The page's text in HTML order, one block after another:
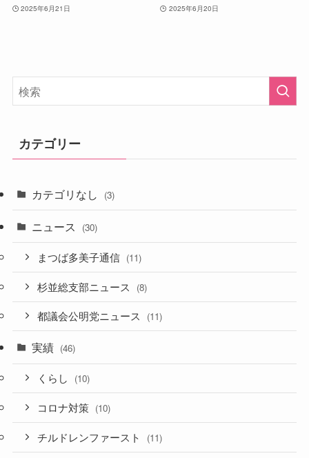
2025年6月21日 2025年6月20日
カテゴリー
カテゴリなし (3)
ニュース (30)
まつば多美子通信 (11)
杉並総支部ニュース (8)
都議会公明党ニュース (11)
実績 (46)
くらし (10)
コロナ対策 (10)
チルドレンファースト (11)